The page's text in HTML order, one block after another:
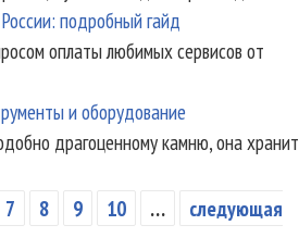
подробный гайд
оплаты любимых сервисов от
и оборудование
драгоценному камню, она хранит
7 8 9 10 …
следующая